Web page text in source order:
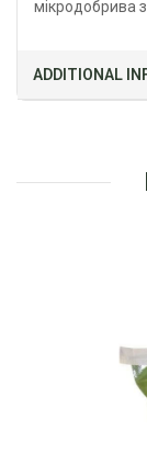
мікродобрива з
ADDITIONAL